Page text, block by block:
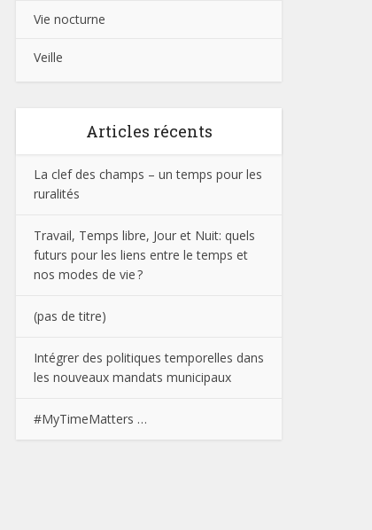
Vie nocturne
Veille
Articles récents
La clef des champs – un temps pour les
ruralités
Travail, Temps libre, Jour et Nuit: quels
futurs pour les liens entre le temps et
nos modes de vie ?
(pas de titre)
Intégrer des politiques temporelles dans
les nouveaux mandats municipaux
#MyTimeMatters …